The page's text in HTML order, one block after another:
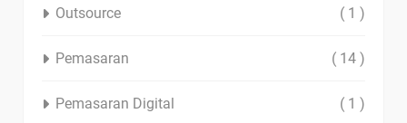
Outsource ( 1 )
Pemasaran ( 14 )
Pemasaran Digital ( 1 )